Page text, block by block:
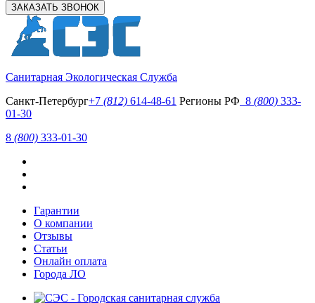
ЗАКАЗАТЬ ЗВОНОК
Санитарная Экологическая Служба
Санкт-Петербург+7 (812) 614-48-61 Регионы РФ 8 (800) 333-
01-30
8 (800) 333-01-30
Гарантии
О компании
Отзывы
Статьи
Онлайн оплата
Города ЛО